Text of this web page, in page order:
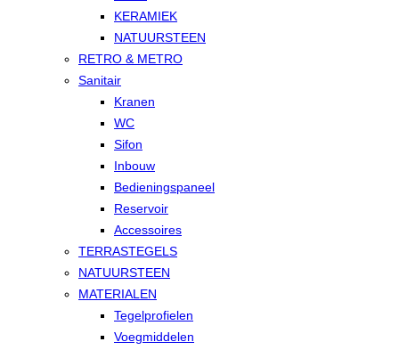
KERAMIEK
NATUURSTEEN
RETRO & METRO
Sanitair
Kranen
WC
Sifon
Inbouw
Bedieningspaneel
Reservoir
Accessoires
TERRASTEGELS
NATUURSTEEN
MATERIALEN
Tegelprofielen
Voegmiddelen